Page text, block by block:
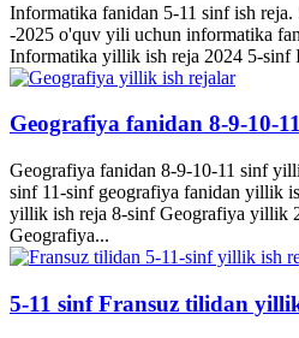
Informatika fanidan 5-11 sinf ish
-2025 o'quv yili uchun informatika
Informatika yillik ish reja 2024 5-
Geografiya fanidan 8-9-10-
Geografiya fanidan 8-9-10-11 sinf
sinf 11-sinf geografiya fanidan yillik
yillik ish reja 8-sinf Geografiya yillik
Geografiya...
5-11 sinf Fransuz tilidan